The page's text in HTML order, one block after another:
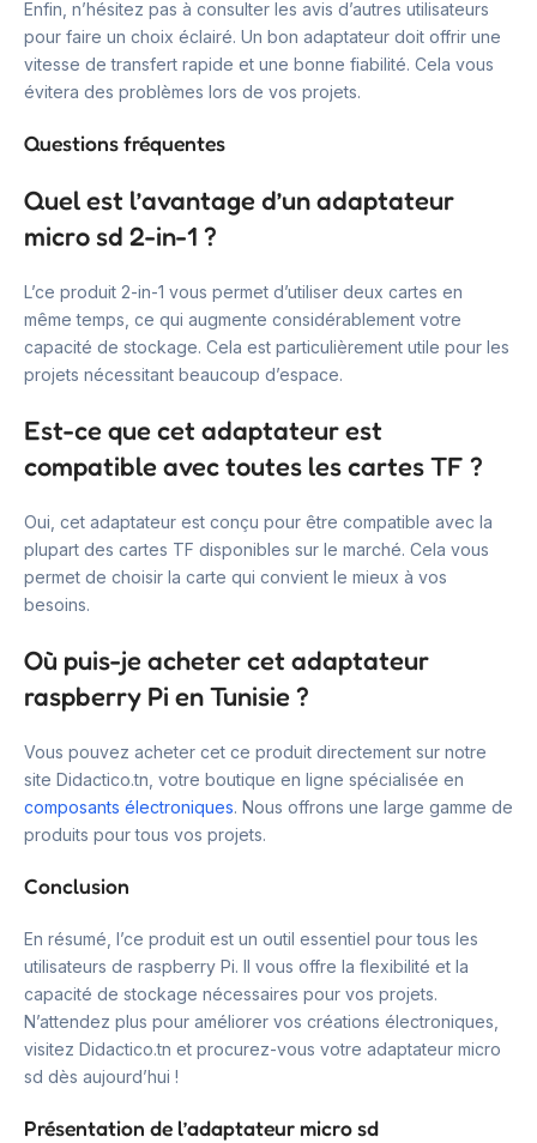
Enfin, n’hésitez pas à consulter les avis d’autres utilisateurs
pour faire un choix éclairé. Un bon adaptateur doit offrir une
vitesse de transfert rapide et une bonne fiabilité. Cela vous
évitera des problèmes lors de vos projets.
Questions fréquentes
Quel est l’avantage d’un adaptateur
micro sd 2-in-1 ?
L’ce produit 2-in-1 vous permet d’utiliser deux cartes en
même temps, ce qui augmente considérablement votre
capacité de stockage. Cela est particulièrement utile pour les
projets nécessitant beaucoup d’espace.
Est-ce que cet adaptateur est
compatible avec toutes les cartes TF ?
Oui, cet adaptateur est conçu pour être compatible avec la
plupart des cartes TF disponibles sur le marché. Cela vous
permet de choisir la carte qui convient le mieux à vos
besoins.
Où puis-je acheter cet adaptateur
raspberry Pi en Tunisie ?
Vous pouvez acheter cet ce produit directement sur notre
site Didactico.tn, votre boutique en ligne spécialisée en
composants électroniques. Nous offrons une large gamme de
produits pour tous vos projets.
Conclusion
En résumé, l’ce produit est un outil essentiel pour tous les
utilisateurs de raspberry Pi. Il vous offre la flexibilité et la
capacité de stockage nécessaires pour vos projets.
N’attendez plus pour améliorer vos créations électroniques,
visitez Didactico.tn et procurez-vous votre adaptateur micro
sd dès aujourd’hui !
Présentation de l’adaptateur micro sd